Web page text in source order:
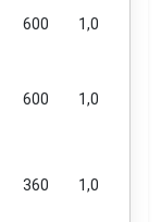
600 1,0
600 1,0
360 1,0